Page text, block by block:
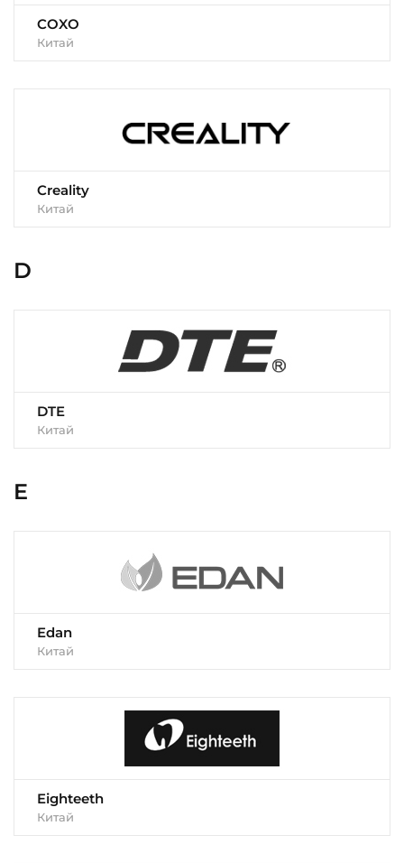
COXO
Китай
Creality
Китай
D
DTE
Китай
E
Edan
Китай
Eighteeth
Китай